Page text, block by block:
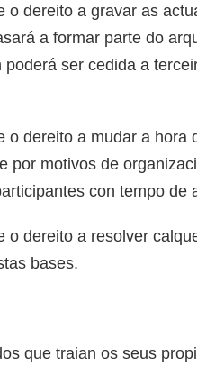
o dereito a gravar as
a formar parte do
ser cedida a
o dereito a mudar a hora
por motivos de
con tempo de
o dereito a resolver
bases.
que traian os seus